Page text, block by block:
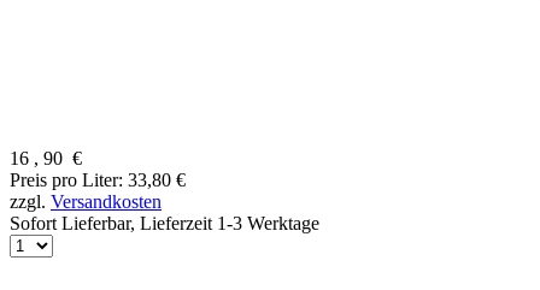
16 , 90 €
Preis pro Liter: 33,80 €
zzgl. Versandkosten
Sofort Lieferbar, Lieferzeit 1-3 Werktage